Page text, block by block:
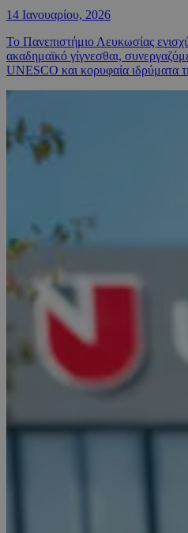
14 Ιανουαρίου, 2026
Το Πανεπιστήμιο Λευκωσίας
ακαδημαϊκό γίγνεσθαι,
UNESCO και κορυφαία ιδρύματα